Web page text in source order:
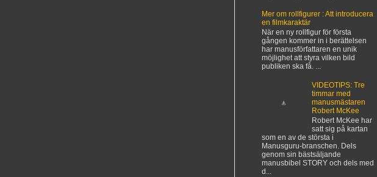
Mer om rollfigurer : Att introducera
en filmkaraktär
När en ny rollfigur för första
gången kommer in i berättelsen
har manusförfattaren en unik
möjlighet att styra vilken bild
publiken ska få. ...
VIDEOTIPS: Tre
timmar med
manusmästaren
Robert McKee
Robert McKee har
satt sig på kartan
som en av de största i
Manusguru-branschen. Dels
genom sin bästsäljande
manusbibel STORY och dels med
d...